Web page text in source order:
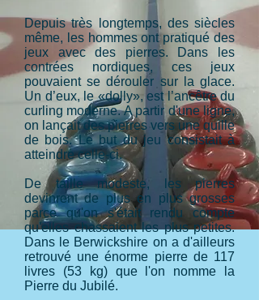
Depuis très longtemps, des siècles
même, les hommes ont pratiqué des
jeux avec des pierres. Dans les
contrées nordiques, ces jeux
pouvaient se dérouler sur la glace.
Un d’eux, le «dolly», est l’ancêtre du
curling moderne. A partir d'une ligne,
on lançait des pierres vers une quille
de bois. Le but du jeu consistait à
atteindre celle-ci.
De taille modeste, les pierres
devinrent de plus en plus grosses
parce qu'on s'était rendu compte
qu'elles chassaient les plus petites.
Dans le Berwickshire on a d'ailleurs
retrouvé une énorme pierre de 117
livres (53 kg) que l'on nomme la
Pierre du Jubilé.